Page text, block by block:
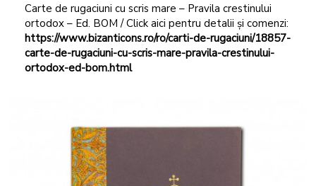
Carte de rugaciuni cu scris mare – Pravila crestinului
ortodox – Ed. BOM / Click aici pentru detalii și comenzi:
https://www.bizanticons.ro/ro/carti-de-rugaciuni/18857-
carte-de-rugaciuni-cu-scris-mare-pravila-crestinului-
ortodox-ed-bom.html